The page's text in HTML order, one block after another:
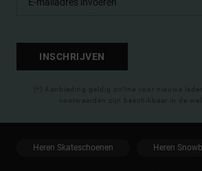
INSCHRIJVEN
(*) Aanbieding geldig online voor nieuwe
voorwaarden zijn beschikbaar in de
Heren Skateschoenen Heren